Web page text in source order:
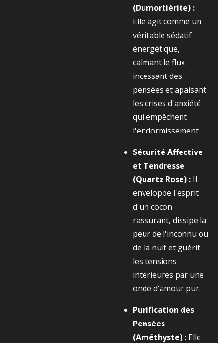
(Dumortiérite) :
Elle agit comme un
véritable sédatif
énergétique,
calmant le flux
incessant des
pensées et apaisant
les crises d'anxiété
qui empêchent
l'endormissement.
Sécurité Affective
et Tendresse
(Quartz Rose) : Il
enveloppe l'esprit
d'un cocon
rassurant, dissipe la
peur de l'inconnu ou
de la nuit et guérit
les tensions
intérieures par une
onde d'amour pur.
Purification des
Pensées
(Améthyste) : Elle